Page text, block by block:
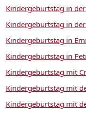
Kindergeburtstag in
Kindergeburtstag in
Kindergeburtstag in
Kindergeburtstag in
Kindergeburtstag mit
Kindergeburtstag mit
Kindergeburtstag mit